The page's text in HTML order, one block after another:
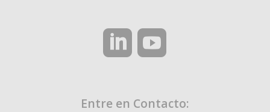
Entre en Contacto: